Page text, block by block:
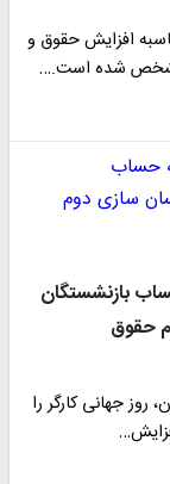
افزایش حقوق و
بازنشستگان
حقوق
روز جهانی کارگر را